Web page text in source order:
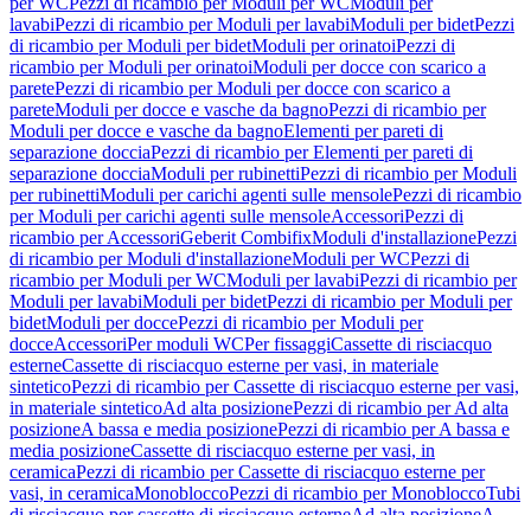
lavabiPezzi di ricambio per Moduli per lavabiModuli per bidetPezzi
di ricambio per Moduli per bidetModuli per orinatoiPezzi di
ricambio per Moduli per orinatoiModuli per docce con scarico a
paretePezzi di ricambio per Moduli per docce con scarico a
pareteModuli per docce e vasche da bagnoPezzi di ricambio per
Moduli per docce e vasche da bagnoElementi per pareti di
separazione docciaPezzi di ricambio per Elementi per pareti di
separazione docciaModuli per rubinettiPezzi di ricambio per Moduli
per rubinettiModuli per carichi agenti sulle mensolePezzi di ricambio
per Moduli per carichi agenti sulle mensoleAccessoriPezzi di
ricambio per AccessoriGeberit CombifixModuli d'installazionePezzi
di ricambio per Moduli d'installazioneModuli per WCPezzi di
ricambio per Moduli per WCModuli per lavabiPezzi di ricambio per
Moduli per lavabiModuli per bidetPezzi di ricambio per Moduli per
bidetModuli per doccePezzi di ricambio per Moduli per
docceAccessoriPer moduli WCPer fissaggiCassette di risciacquo
esterneCassette di risciacquo esterne per vasi, in materiale
sinteticoPezzi di ricambio per Cassette di risciacquo esterne per vasi,
in materiale sinteticoAd alta posizionePezzi di ricambio per Ad alta
posizioneA bassa e media posizionePezzi di ricambio per A bassa e
media posizioneCassette di risciacquo esterne per vasi, in
ceramicaPezzi di ricambio per Cassette di risciacquo esterne per
vasi, in ceramicaMonobloccoPezzi di ricambio per MonobloccoTubi